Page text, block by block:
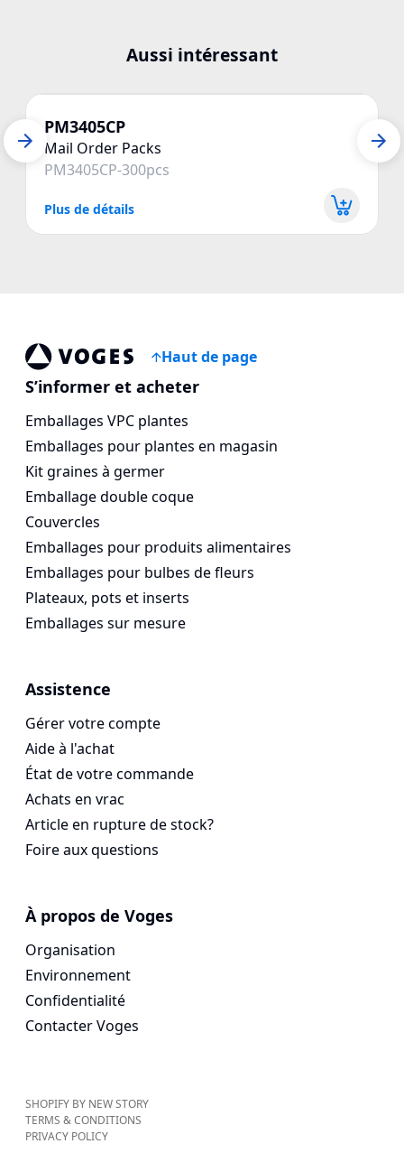
Aussi intéressant
PM3405CP
Mail Order Packs
PM3405CP-300pcs
Plus de détails
Voges Online Store
Haut de page
S’informer et acheter
Emballages VPC plantes
Emballages pour plantes en magasin
Kit graines à germer
Emballage double coque
Couvercles
Emballages pour produits alimentaires
Emballages pour bulbes de fleurs
Plateaux, pots et inserts
Emballages sur mesure
Assistence
Gérer votre compte
Aide à l'achat
État de votre commande
Achats en vrac
Article en rupture de stock?
Foire aux questions
À propos de Voges
Organisation
Environnement
Confidentialité
Contacter Voges
SHOPIFY BY NEW STORY
TERMS & CONDITIONS
PRIVACY POLICY